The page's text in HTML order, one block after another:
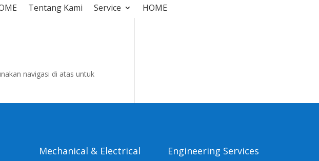
Tentang Kami Service HOME
navigasi di atas untuk
Mechanical & Electrical Engineering Services